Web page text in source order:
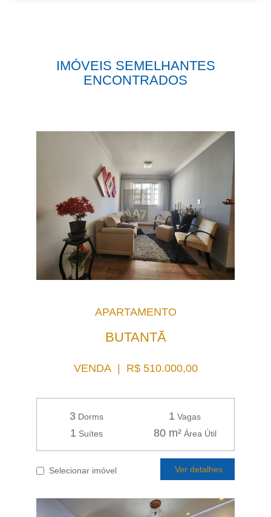
IMÓVEIS SEMELHANTES
ENCONTRADOS
APARTAMENTO
BUTANTÃ
VENDA | R$ 510.000,00
3Dorms 1 Vagas
1 Suítes 80 m²Área Útil
Selecionar imóvel Ver detalhes